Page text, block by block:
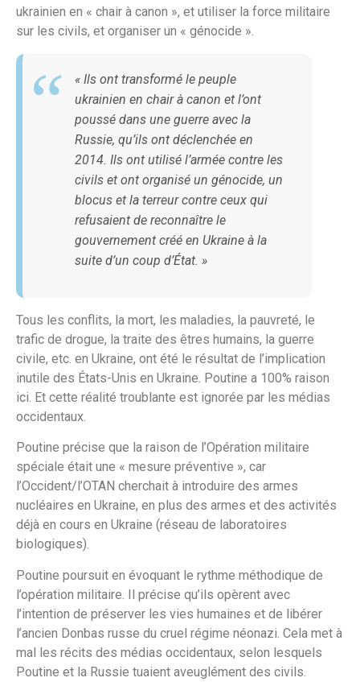
ukrainien en « chair à canon », et utiliser la force militaire
sur les civils, et organiser un « génocide ».
« Ils ont transformé le peuple
ukrainien en chair à canon et l’ont
poussé dans une guerre avec la
Russie, qu’ils ont déclenchée en
2014. Ils ont utilisé l’armée contre les
civils et ont organisé un génocide, un
blocus et la terreur contre ceux qui
refusaient de reconnaître le
gouvernement créé en Ukraine à la
suite d’un coup d’État. »
Tous les conflits, la mort, les maladies, la pauvreté, le
trafic de drogue, la traite des êtres humains, la guerre
civile, etc. en Ukraine, ont été le résultat de l’implication
inutile des États-Unis en Ukraine. Poutine a 100% raison
ici. Et cette réalité troublante est ignorée par les médias
occidentaux.
Poutine précise que la raison de l’Opération militaire
spéciale était une « mesure préventive », car
l’Occident/l’OTAN cherchait à introduire des armes
nucléaires en Ukraine, en plus des armes et des activités
déjà en cours en Ukraine (réseau de laboratoires
biologiques).
Poutine poursuit en évoquant le rythme méthodique de
l’opération militaire. Il précise qu’ils opèrent avec
l’intention de préserver les vies humaines et de libérer
l’ancien Donbas russe du cruel régime néonazi. Cela met à
mal les récits des médias occidentaux, selon lesquels
Poutine et la Russie tuaient aveuglément des civils.